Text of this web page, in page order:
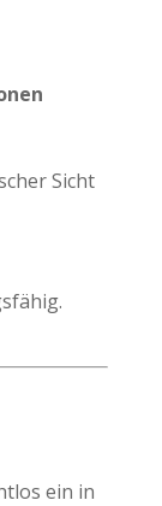
Sicht
ein in